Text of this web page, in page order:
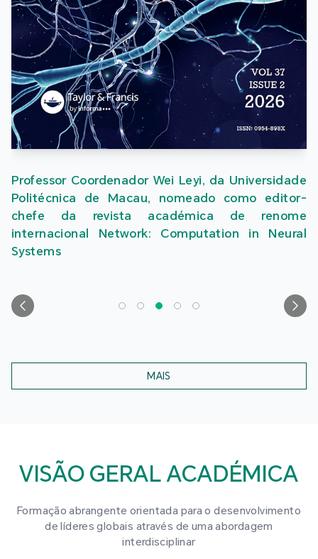
Professor Coordenador Wei Leyi, da Universidade
Politécnica de Macau, nomeado como editor-
chefe da revista académica de renome
internacional Network: Computation in Neural
Systems
MAIS
VISÃO GERAL ACADÉMICA
Formação abrangente orientada para o desenvolvimento
de líderes globais através de uma abordagem
interdisciplinar